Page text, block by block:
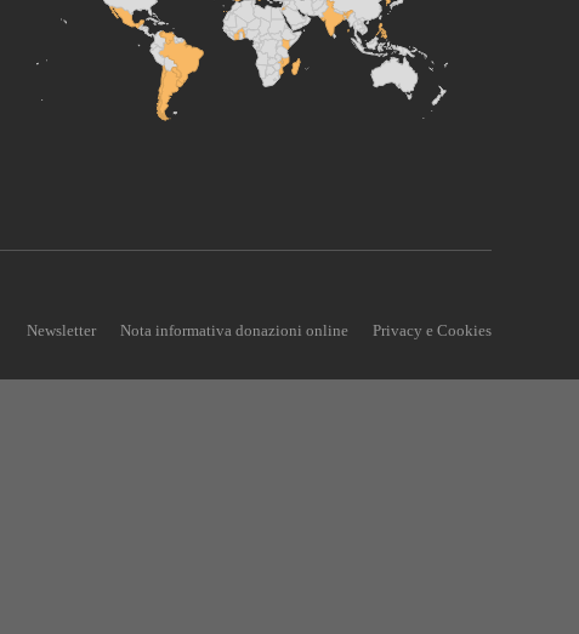
Newsletter Nota informativa donazioni online Privacy e Cookies